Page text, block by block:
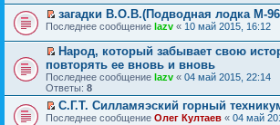
и
ю
б
щ
е
и
у
с
о
б
щ
е
н
и
ю
н
о
м
у
с
о
о
б
щ
е
н
ч
и
т
н
н
о
м
у
с
о
о
н
е
п
о
ч
и
т
а
н
н
о
о
м
у
н
е
п
р
о
ч
и
т
п
е
р
в
о
м
у
н
е
п
р
е
й
т
и
к
п
е
р
в
о
м
П
р
е
й
т
и
к
п
е
загадки В.О.В.(Подводная лодка М-
Последнее сообщение lazv « 10 май 2015, 16:12
П
е
р
е
й
т
Народ, который забывает свою
повторять ее вновь и вновь
Последнее сообщение lazv « 04 май 2015, 22:14
Ответы: 8
П
С.Г.Т. Силламяэский горный
Последнее сообщение Олег Култаев « 04 май